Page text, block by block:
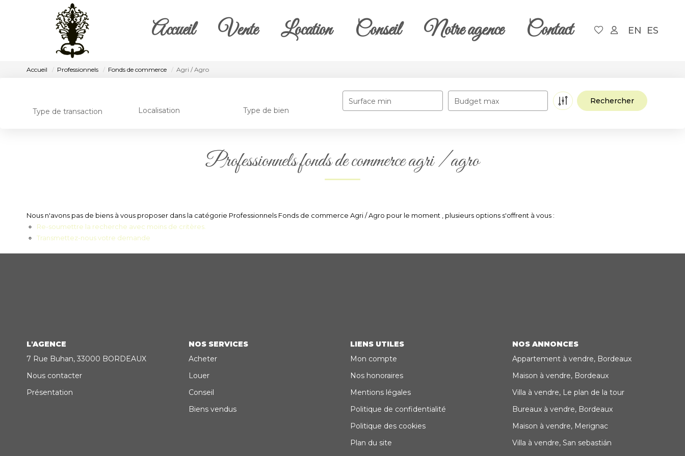
Accueil Vente Location Conseil Notre agence Contact EN ES
Accueil Professionnels Fonds de commerce Agri / Agro
Type de transaction Localisation Type de bien
Surface min Budget max
Professionnels fonds de commerce agri / agro
Nous n'avons pas de biens à vous proposer dans la catégorie Professionnels Fonds de commerce Agri / Agro pour le moment , plusieurs options s'offrent à vous :
Re-soumettre la recherche avec moins de critères.
Transmettez-nous votre demande
L'AGENCE
7 Rue Buhan, 33000 BORDEAUX
Nous contacter
Présentation
NOS SERVICES
Acheter
Louer
Conseil
Biens vendus
LIENS UTILES
Mon compte
Nos honoraires
Mentions légales
Politique de confidentialité
Politique des cookies
Plan du site
NOS ANNONCES
Appartement à vendre, Bordeaux
Maison à vendre, Bordeaux
Villa à vendre, Le plan de la tour
Bureaux à vendre, Bordeaux
Maison à vendre, Merignac
Villa à vendre, San sebastián